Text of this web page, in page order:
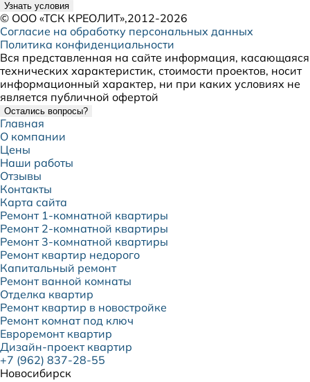
Узнать условия
© ООО «ТСК КРЕОЛИТ»,2012-2026
Согласие на обработку персональных данных
Политика конфиденциальности
Вся представленная на сайте информация, касающаяся
технических характеристик, стоимости проектов, носит
информационный характер, ни при каких условиях не
является публичной офертой
Остались вопросы?
Главная
О компании
Цены
Наши работы
Отзывы
Контакты
Карта сайта
Ремонт 1-комнатной квартиры
Ремонт 2-комнатной квартиры
Ремонт 3-комнатной квартиры
Ремонт квартир недорого
Капитальный ремонт
Ремонт ванной комнаты
Отделка квартир
Ремонт квартир в новостройке
Ремонт комнат под ключ
Евроремонт квартир
Дизайн-проект квартир
+7 (962) 837-28-55
Новосибирск